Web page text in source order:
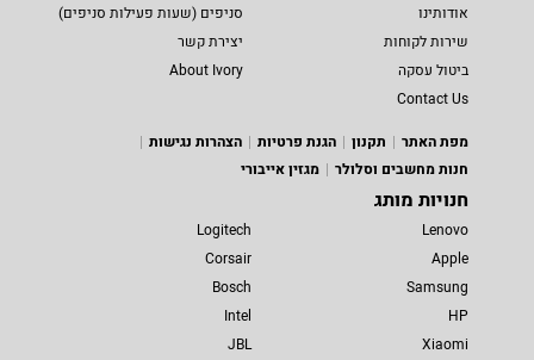
אודותינו
סניפים (שעות פעילות סניפים)
שירות לקוחות
יצירת קשר
ביטול עסקה
About Ivory
Contact Us
מפת האתר
תקנון הגנת פרטיות
הצהרות נגישות
חנות מחשבים וסלולר
מגזין אייבורי
חנויות מותג
Lenovo
Apple
Samsung
HP
Xiaomi
Logitech
Corsair
Bosch
Intel
JBL